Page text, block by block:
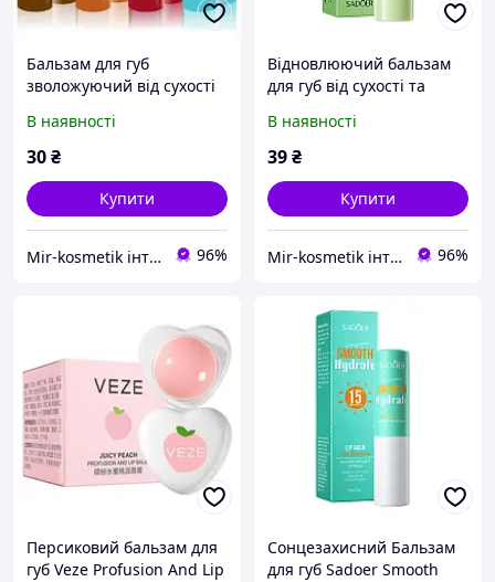
Бальзам для губ
зволожуючий від сухості
В наявності
30₴
Купити
Mir-kosmetik інтернет-магазин оптових продажів 96%
Відновлюючий бальзам
для губ від сухості та
Hyaluronic Jelly Apple +
Vitamin E 3 г
В наявності
39₴
Купити
Mir-kosmetik інтернет-магазин оптових продажів 96%
Персиковий бальзам для
губ Veze Profusion And Lip
Сонцезахисний Бальзам
для губ Sadoer Smooth